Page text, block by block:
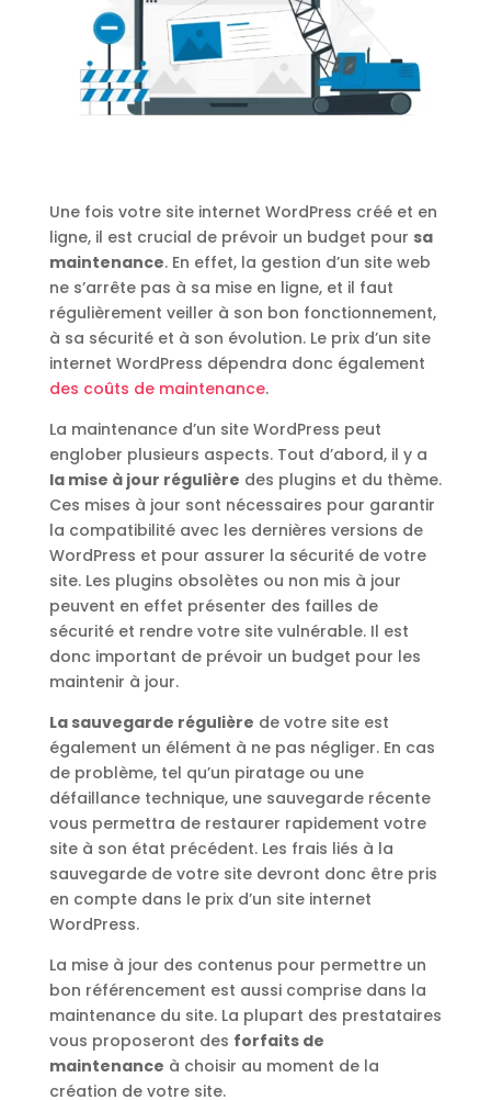
Une fois votre site internet WordPress créé et en
ligne, il est crucial de prévoir un budget pour sa
maintenance. En effet, la gestion d’un site web
ne s’arrête pas à sa mise en ligne, et il faut
régulièrement veiller à son bon fonctionnement,
à sa sécurité et à son évolution. Le prix d’un site
internet WordPress dépendra donc également
des coûts de maintenance.
La maintenance d’un site WordPress peut
englober plusieurs aspects. Tout d’abord, il y a
la mise à jour régulière des plugins et du thème.
Ces mises à jour sont nécessaires pour garantir
la compatibilité avec les dernières versions de
WordPress et pour assurer la sécurité de votre
site. Les plugins obsolètes ou non mis à jour
peuvent en effet présenter des failles de
sécurité et rendre votre site vulnérable. Il est
donc important de prévoir un budget pour les
maintenir à jour.
La sauvegarde régulière de votre site est
également un élément à ne pas négliger. En cas
de problème, tel qu’un piratage ou une
défaillance technique, une sauvegarde récente
vous permettra de restaurer rapidement votre
site à son état précédent. Les frais liés à la
sauvegarde de votre site devront donc être pris
en compte dans le prix d’un site internet
WordPress.
La mise à jour des contenus pour permettre un
bon référencement est aussi comprise dans la
maintenance du site. La plupart des prestataires
vous proposeront des forfaits de
maintenance à choisir au moment de la
création de votre site.